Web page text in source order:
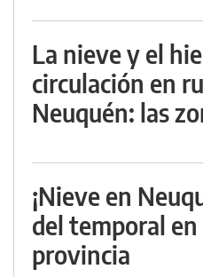
La nieve y el
circulación en
Neuquén: las
¡Nieve en
del temporal
provincia